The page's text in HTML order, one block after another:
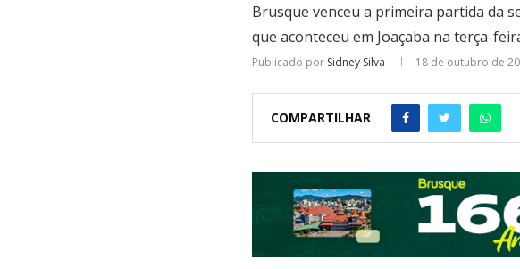
Brusque venceu a primeira partida da
que aconteceu em Joaçaba na terça-
Publicado por Sidney Silva 18 de outubro de
COMPARTILHAR